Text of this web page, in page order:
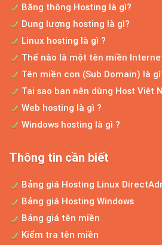
marathon, bạn phải
Bảng giá thiết kế website độc
LỜI NGỎ Trước hết,
thăm website công...
Cho dù bạn đang sở
Bảng giá thiết kế website
Băng thông Hosting là gì?
Dung lượng hosting là gì?
Linux hosting là gì ?
Thế nào là một tên miền
Tên miền con (Sub Domain) là
Tại sao bạn nên dùng Host Việt
Web hosting là gì ?
Windows hosting là gì ?
Thông tin cần biết
Bảng giá Hosting Linux
Bảng giá Hosting Windows
Bảng giá tên miền
Kiểm tra tên miền